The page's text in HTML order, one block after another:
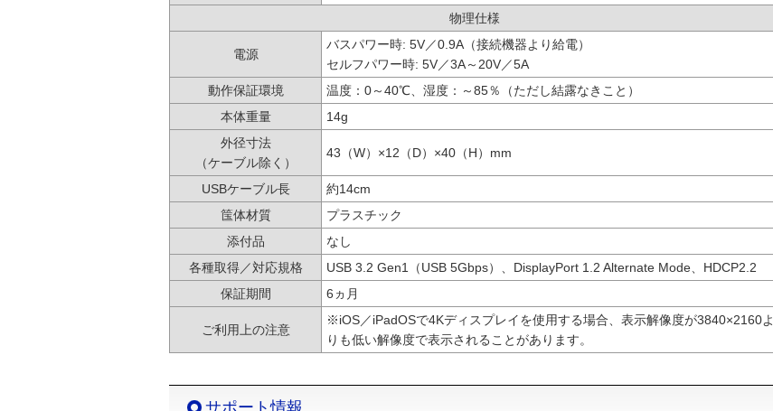
物理仕様
電源
バスパワー時: 5V／0.9A（接続機器より給電）
セルフパワー時: 5V／3A～20V／5A
動作保証環境
温度：0～40℃、湿度：～85％（ただし結露なきこと）
本体重量
14g
外径寸法
（ケーブル除く）
43（W）×12（D）×40（H）mm
USBケーブル長
約14cm
筺体材質
プラスチック
添付品
なし
各種取得／対応規格
USB 3.2 Gen1（USB 5Gbps）、DisplayPort 1.2 Alternate Mode、HDCP2.2
保証期間
6ヵ月
ご利用上の注意
※iOS／iPadOSで4Kディスプレイを使用する場合、表示解像度が3840×2160よ
りも低い解像度で表示されることがあります。
サポート情報